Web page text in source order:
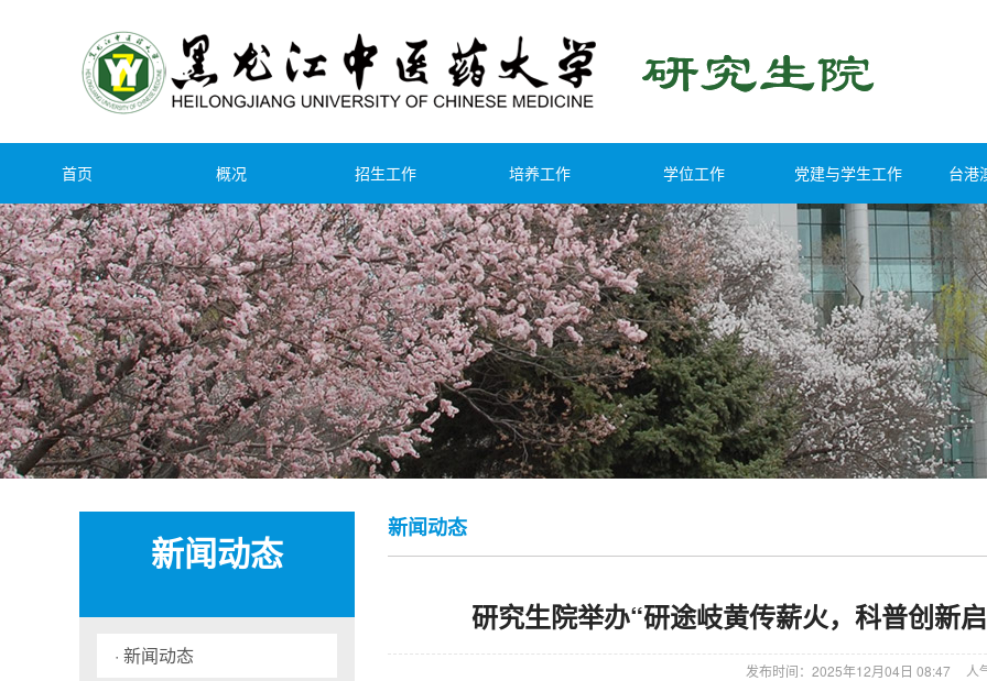
首页 概况 招生工作 培养工作 学位工作 党建与学生工作 台港
新闻动态
· 新闻动态
新闻动态
研究生院举办“研途岐黄传薪火，科普创新
发布时间：2025年12月04日 08:47 人